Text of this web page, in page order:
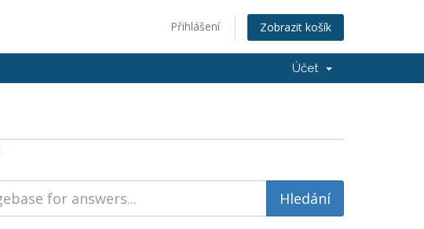
Přihlášení Zobrazit košík
Účet